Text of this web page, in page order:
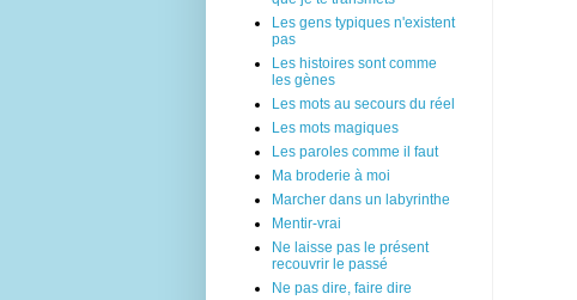
Les gens typiques n'existent
pas
Les histoires sont comme
les gènes
Les mots au secours du réel
Les mots magiques
Les paroles comme il faut
Ma broderie à moi
Marcher dans un labyrinthe
Mentir-vrai
Ne laisse pas le présent
recouvrir le passé
Ne pas dire, faire dire